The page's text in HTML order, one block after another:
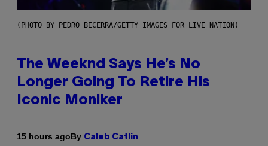
(PHOTO BY PEDRO BECERRA/GETTY IMAGES FOR LIVE NATION)
The Weeknd Says He’s No
Longer Going To Retire His
Iconic Moniker
15 hours agoBy Caleb Catlin